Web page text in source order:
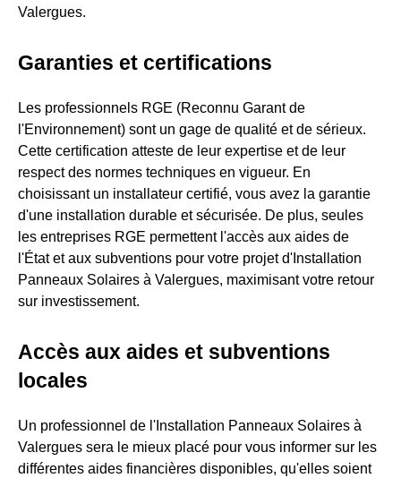
Valergues.
Garanties et certifications
Les professionnels RGE (Reconnu Garant de
l'Environnement) sont un gage de qualité et de sérieux.
Cette certification atteste de leur expertise et de leur
respect des normes techniques en vigueur. En
choisissant un installateur certifié, vous avez la garantie
d'une installation durable et sécurisée. De plus, seules
les entreprises RGE permettent l'accès aux aides de
l'État et aux subventions pour votre projet d'Installation
Panneaux Solaires à Valergues, maximisant votre retour
sur investissement.
Accès aux aides et subventions
locales
Un professionnel de l'Installation Panneaux Solaires à
Valergues sera le mieux placé pour vous informer sur les
différentes aides financières disponibles, qu'elles soient